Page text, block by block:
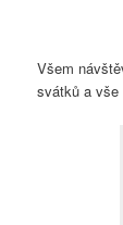
Všem
svátků a vše